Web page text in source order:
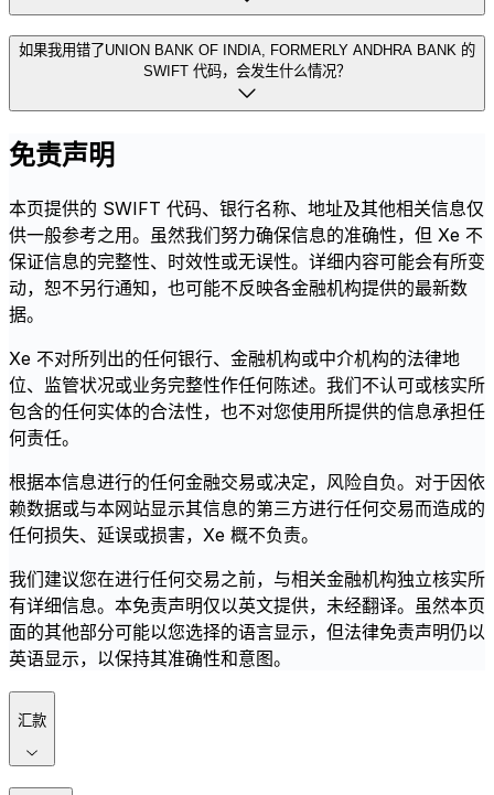
如果我用错了UNION BANK OF INDIA, FORMERLY ANDHRA BANK 的
SWIFT 代码，会发生什么情况？
免责声明
本页提供的 SWIFT 代码、银行名称、地址及其他相关信息仅
供一般参考之用。虽然我们努力确保信息的准确性，但 Xe 不
保证信息的完整性、时效性或无误性。详细内容可能会有所变
动，恕不另行通知，也可能不反映各金融机构提供的最新数
据。
Xe 不对所列出的任何银行、金融机构或中介机构的法律地
位、监管状况或业务完整性作任何陈述。我们不认可或核实所
包含的任何实体的合法性，也不对您使用所提供的信息承担任
何责任。
根据本信息进行的任何金融交易或决定，风险自负。对于因依
赖数据或与本网站显示其信息的第三方进行任何交易而造成的
任何损失、延误或损害，Xe 概不负责。
我们建议您在进行任何交易之前，与相关金融机构独立核实所
有详细信息。本免责声明仅以英文提供，未经翻译。虽然本页
面的其他部分可能以您选择的语言显示，但法律免责声明仍以
英语显示，以保持其准确性和意图。
汇款